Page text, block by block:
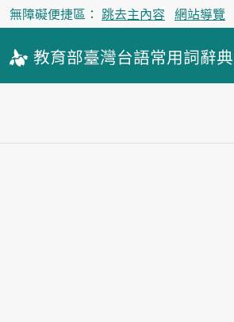
無障礙便捷區： 跳去主內容 網站導覽
教育部臺灣台語常用詞辭典